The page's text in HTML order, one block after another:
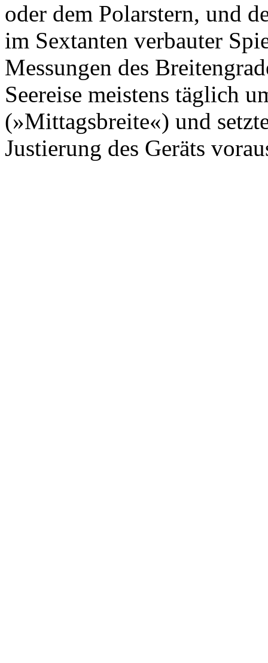
oder dem Polarstern, und
im Sextanten verbauter
Messungen des
Seereise meistens täglich
(»Mittagsbreite«) und
Justierung des Geräts